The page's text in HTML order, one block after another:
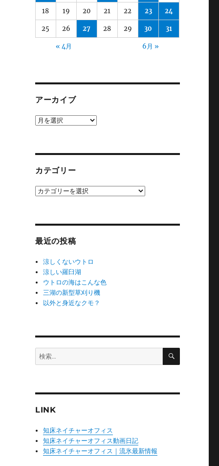
18 19 20 21 22 23 24
25 26 27 28 29 30 31
« 4月 6月 »
アーカイブ
ア
カテゴリー
カ
最近の投稿
涼しくないウトロ
涼しい羅臼湖
ウトロの海はこんな色
三湖の新型草刈り機
以外と身近なクモ？
検
索:
検
LINK
知床ネイチャーオフィス
知床ネイチャーオフィス動画日記
知床ネイチャーオフィス｜流氷最新情報